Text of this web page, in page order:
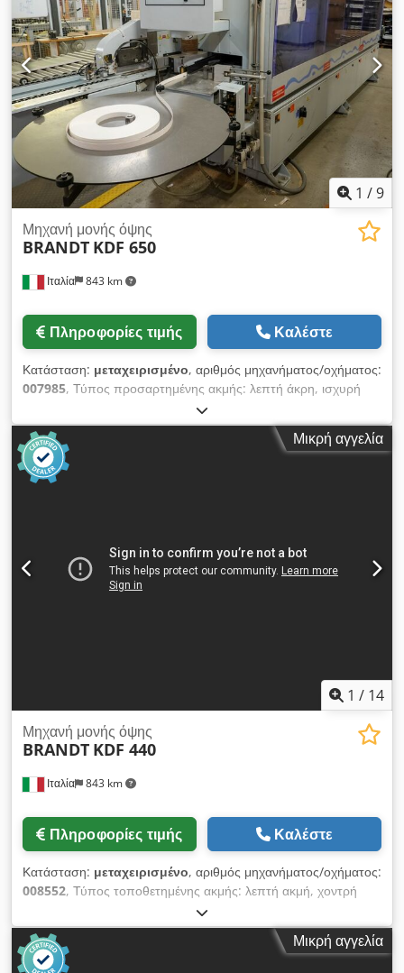
1 /9
Ιταλία 843 km
Μηχανή μονής όψης
BRANDT KDF 650
Πληροφορίες τιμής Καλέστε
Κατάσταση: μεταχειρισμένο, αριθμός μηχανήματος/οχήματος:
007985, Τύπος προσαρτημένης ακμής: λεπτή άκρη, ισχυρή
άκρη, μασίφ ξύλο Σύστημα κόλλας: EVA Σύνδεση
φρεζαρίσματος: ναι Πολυλειτουργική μονάδα: ναι Μέγιστη
ταχύτητα προώθησης: 18 m/min Μέγιστο πάχος πάνελ: 60
mm Μονάδες εργασίας: 7 αρ Cjdpfox A Th Dsx Aflsha
Μικρή αγγελία
1 / 14
Ιταλία 843 km
Μηχανή μονής όψης
BRANDT KDF 440
Πληροφορίες τιμής Καλέστε
Κατάσταση: μεταχειρισμένο, αριθμός μηχανήματος/οχήματος:
008552, Τύπος τοποθετημένης ακμής: λεπτή ακμή, χοντρή
ακμή, μασίφ ξύλο Σύστημα κόλλησης: EVA Φρεζάρισμα αρμών:
ναι Chsdpfx Aozg D D Doflsa Πολυλειτουργικό συγκρότημα:
ναι Μέγ. ταχύτητα προώθησης: 14 μ/λεπτό Μέγιστο πάχος
πάνελ: 60 mm Εργαλεία εργασίας: 7 τμχ.
Μικρή αγγελία